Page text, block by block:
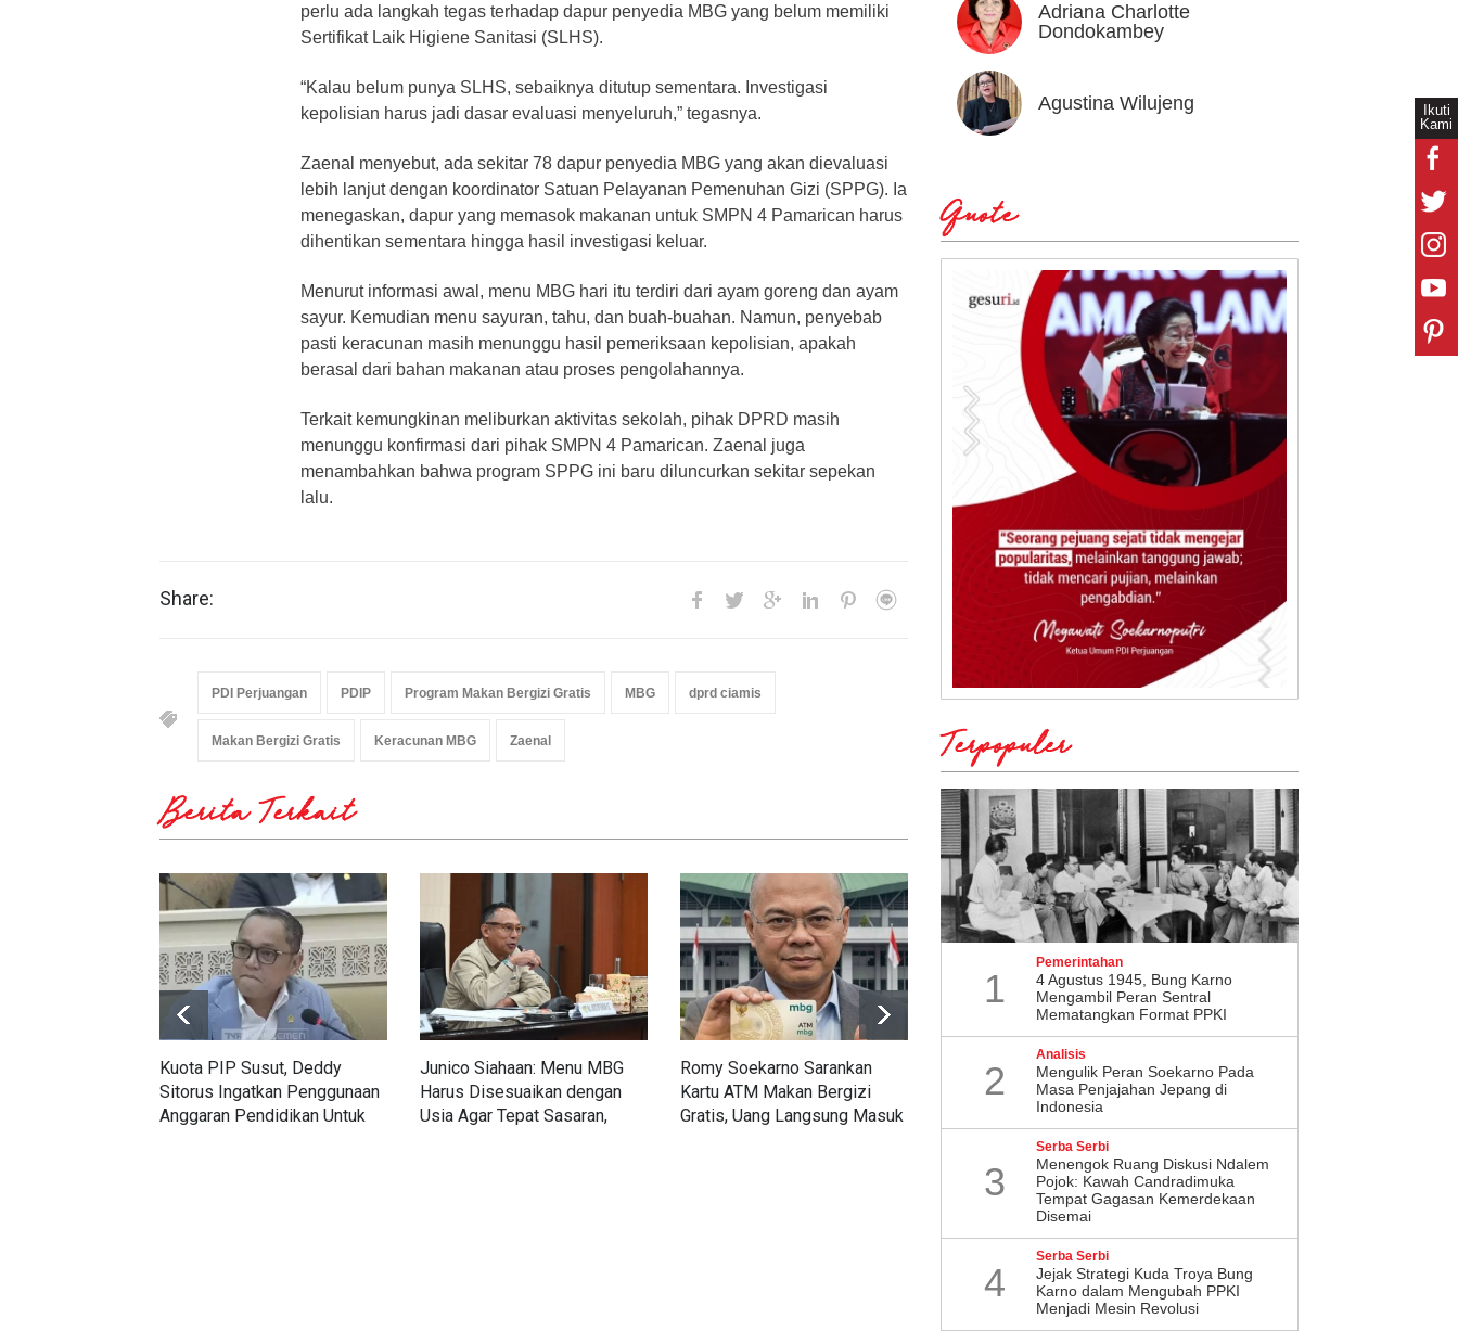
Ikuti
Kami
perlu ada langkah tegas terhadap dapur penyedia MBG yang belum memiliki
Sertifikat Laik Higiene Sanitasi (SLHS).
“Kalau belum punya SLHS, sebaiknya ditutup sementara. Investigasi
kepolisian harus jadi dasar evaluasi menyeluruh,” tegasnya.
Zaenal menyebut, ada sekitar 78 dapur penyedia MBG yang akan dievaluasi
lebih lanjut dengan koordinator Satuan Pelayanan Pemenuhan Gizi (SPPG). Ia
menegaskan, dapur yang memasok makanan untuk SMPN 4 Pamarican harus
dihentikan sementara hingga hasil investigasi keluar.
Menurut informasi awal, menu MBG hari itu terdiri dari ayam goreng dan ayam
sayur. Kemudian menu sayuran, tahu, dan buah-buahan. Namun, penyebab
pasti keracunan masih menunggu hasil pemeriksaan kepolisian, apakah
berasal dari bahan makanan atau proses pengolahannya.
Terkait kemungkinan meliburkan aktivitas sekolah, pihak DPRD masih
menunggu konfirmasi dari pihak SMPN 4 Pamarican. Zaenal juga
menambahkan bahwa program SPPG ini baru diluncurkan sekitar sepekan
lalu.
Share:
PDI Perjuangan PDIP Program Makan Bergizi Gratis MBG dprd ciamis
Makan Bergizi Gratis Keracunan MBG Zaenal
Berita Terkait
Kuota PIP Susut, Deddy
Sitorus Ingatkan Penggunaan
Anggaran Pendidikan Untuk
Junico Siahaan: Menu MBG
Harus Disesuaikan dengan
Usia Agar Tepat Sasaran,
Romy Soekarno Sarankan
Kartu ATM Makan Bergizi
Gratis, Uang Langsung Masuk
Agus Sanaa Tegaskan Tidak
Ada Keterlibatan Kader PDI
Perjuangan Sultra di Dapur
Kostiana Tegaskan DPRD
Lampung Kawal Aspirasi
Adriana Charlotte
Dondokambey
Agustina Wilujeng Andi
Quote
Terpopuler
1
Pemerintahan
4 Agustus 1945, Bung Karno
Mengambil Peran Sentral
Mematangkan Format PPKI
2
Analisis
Mengulik Peran Soekarno Pada
Masa Penjajahan Jepang di
Indonesia
3
Serba Serbi
Menengok Ruang Diskusi Ndalem
Pojok: Kawah Candradimuka
Tempat Gagasan Kemerdekaan
Disemai
4
Serba Serbi
Jejak Strategi Kuda Troya Bung
Karno dalam Mengubah PPKI
Menjadi Mesin Revolusi